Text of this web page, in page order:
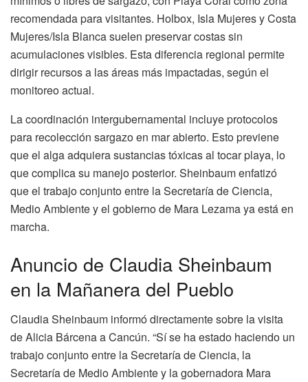
recomendada para visitantes. Holbox, Isla Mujeres y Costa
Mujeres/Isla Blanca suelen preservar costas sin
acumulaciones visibles. Esta diferencia regional permite
dirigir recursos a las áreas más impactadas, según el
monitoreo actual.
La coordinación intergubernamental incluye protocolos
para recolección sargazo en mar abierto. Esto previene
que el alga adquiera sustancias tóxicas al tocar playa, lo
que complica su manejo posterior. Sheinbaum enfatizó
que el trabajo conjunto entre la Secretaría de Ciencia,
Medio Ambiente y el gobierno de Mara Lezama ya está en
marcha.
Anuncio de Claudia Sheinbaum
en la Mañanera del Pueblo
Claudia Sheinbaum informó directamente sobre la visita
de Alicia Bárcena a Cancún. “Sí se ha estado haciendo un
trabajo conjunto entre la Secretaría de Ciencia, la
Secretaría de Medio Ambiente y la gobernadora Mara